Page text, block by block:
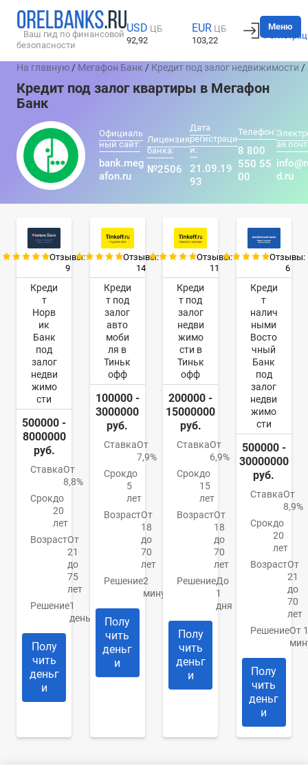
Ваш гид по финансовой
безопасности
USD ЦБ
92,92
EUR ЦБ
103,22
Вход
Меню
На главную / Мегафон Банк / Кредит под залог недвижимости /
Кредит под залог квартиры в Мегафон
Банк
Официаль
ный сайт:
bank.meg
afon.ru
Лицензия
банка:
№2506
Дата
регистраци
и:
21.09.19
93
Телефон:
8 800
550 55
00
ая
d.ru
Отзывы:
9
Креди
т
Норв
ик
Банк
под
залог
недви
жимо
сти
500000 -
8000000
руб.
СтавкаОт
8,8%
Срокдо
20
лет
ВозрастОт
21
до
75
лет
Решение1
день
Полу
чить
деньг
и
Отзывы:
14
Креди
т под
залог
авто
моби
ля в
Тиньк
офф
100000 -
3000000
руб.
СтавкаОт
7,9%
Срокдо
5
лет
ВозрастОт
18
до
70
лет
Решение2
минуты
Полу
чить
деньг
и
Отзывы:
11
Креди
т под
залог
недви
жимо
сти в
Тиньк
офф
200000 -
15000000
руб.
СтавкаОт
6,9%
Срокдо
15
лет
ВозрастОт
18
до
70
лет
РешениеДо
1
дня
Полу
чить
деньг
и
Отзывы:
6
Креди
т
налич
ными
Восто
чный
Банк
под
залог
недви
жимо
сти
500000 -
30000000
руб.
СтавкаОт
8,9%
Срокдо
20
лет
ВозрастОт
21
до
70
лет
РешениеОт
Полу
чить
деньг
и